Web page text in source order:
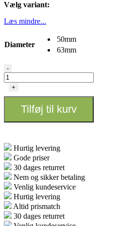
Vælg variant:
Læs mindre...
Diameter
50mm
63mm
Metal
Grinder
-
-
+
Tilføj til kurv
Hurtig levering
Gode priser
30 dages returret
Nem og sikker betaling
Venlig kundeservice
Hurtig levering
Altid prismatch
30 dages returret